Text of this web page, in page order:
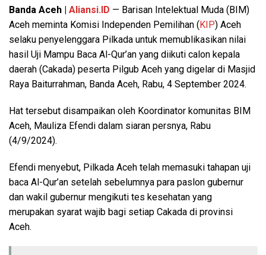
Banda Aceh | Aliansi.ID — Barisan Intelektual Muda (BIM)
Aceh meminta Komisi Independen Pemilihan (KIP) Aceh
selaku penyelenggara Pilkada untuk memublikasikan nilai
hasil Uji Mampu Baca Al-Qur’an yang diikuti calon kepala
daerah (Cakada) peserta Pilgub Aceh yang digelar di Masjid
Raya Baiturrahman, Banda Aceh, Rabu, 4 September 2024.
Hat tersebut disampaikan oleh Koordinator komunitas BIM
Aceh, Mauliza Efendi dalam siaran persnya, Rabu
(4/9/2024).
Efendi menyebut, Pilkada Aceh telah memasuki tahapan uji
baca Al-Qur’an setelah sebelumnya para paslon gubernur
dan wakil gubernur mengikuti tes kesehatan yang
merupakan syarat wajib bagi setiap Cakada di provinsi
Aceh.